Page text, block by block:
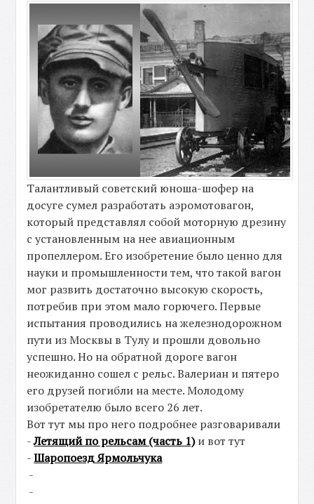
Талантливый советский юноша-шофер на
досуге сумел разработать аэромотовагон,
который представлял собой моторную дрезину
с установленным на нее авиационным
пропеллером. Его изобретение было ценно для
науки и промышленности тем, что такой вагон
мог развить достаточно высокую скорость,
потребив при этом мало горючего. Первые
испытания проводились на железнодорожном
пути из Москвы в Тулу и прошли довольно
успешно. Но на обратной дороге вагон
неожиданно сошел с рельс. Валериан и пятеро
его друзей погибли на месте. Молодому
изобретателю было всего 26 лет.
Вот тут мы про него подробнее разговаривали
-Летящий по рельсам (часть 1)и вот тут
-Шаропоезд Ярмольчука
-
-